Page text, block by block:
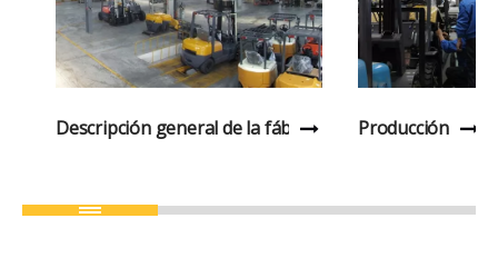
Descripción general de la fábrica Producción